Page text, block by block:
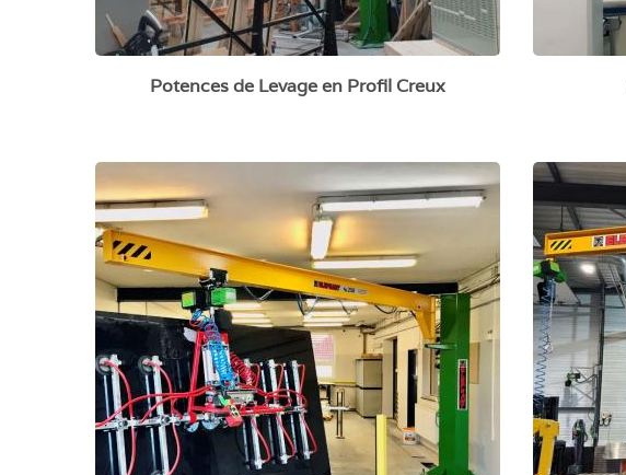
Potences de Levage en Profil Creux
Potence à flèche inversée